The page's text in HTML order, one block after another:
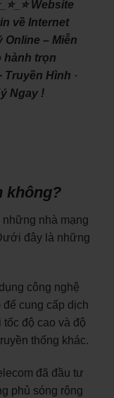
Website
về Internet
Online – Miễn
hành trọn
Truyền Hình ·
Ngay !
không?
nhà mạng
đây là những
công nghệ
cung cấp dịch
độ cao và độ
thống khác.
đã đầu tư
phủ sóng rộng